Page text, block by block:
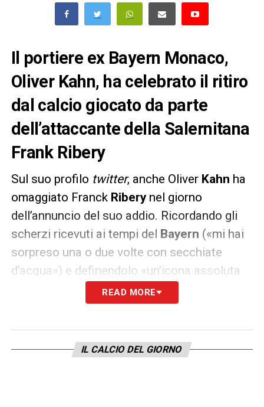
Il portiere ex Bayern Monaco,
Oliver Kahn, ha celebrato il ritiro
dal calcio giocato da parte
dell’attaccante della Salernitana
Frank Ribery
Sul suo profilo twitter, anche Oliver Kahn ha
omaggiato Franck Ribery nel giorno
dell’annuncio del suo addio. Ricordando gli
scherzi ricevuti ai tempi del Bayern («mi hai
sorpreso una o due volte con secchiate
d’acqua») e definendolo «un’icona assoluta
del club» una «leggenda».
Du kamst als Filou nach München, hast
mich das eine oder andere Mal mit dem
Wassereimer überrascht und bist jetzt
READ MORE
IL CALCIO DEL GIORNO